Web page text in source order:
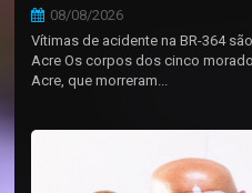
08/08/2026
Vítimas de acidente na BR-364
Acre Os corpos dos cinco
Acre, que morreram...